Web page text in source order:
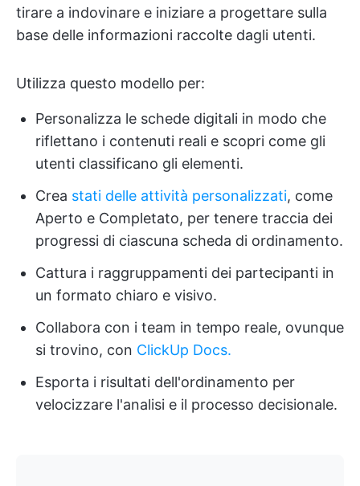
tirare a indovinare e iniziare a progettare sulla
base delle informazioni raccolte dagli utenti.
Utilizza questo modello per:
Personalizza le schede digitali in modo che
riflettano i contenuti reali e scopri come gli
utenti classificano gli elementi.
Crea stati delle attività personalizzati, come
Aperto e Completato, per tenere traccia dei
progressi di ciascuna scheda di ordinamento.
Cattura i raggruppamenti dei partecipanti in
un formato chiaro e visivo.
Collabora con i team in tempo reale, ovunque
si trovino, con ClickUp Docs.
Esporta i risultati dell'ordinamento per
velocizzare l'analisi e il processo decisionale.